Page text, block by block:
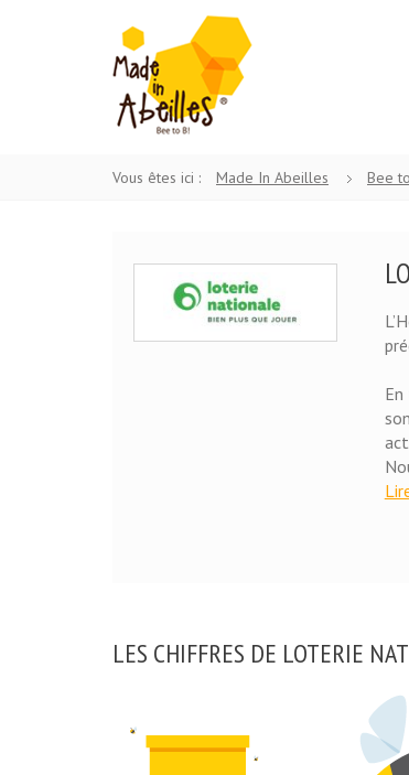
ABEILLES
PROJET
Vous êtes ici : Made In Abeilles Bee
LES CHIFFRES DE LOTERIE